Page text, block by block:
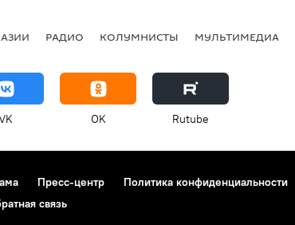
РАДИО КОЛУМНИСТЫ МУЛЬТИМЕДИА
OK Rutube
Пресс-центр Политика конфиденциальности
связь